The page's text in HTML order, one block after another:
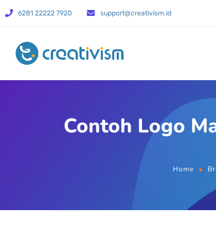
6281 22222 7920 support@creativism.id
Contoh Logo
Home